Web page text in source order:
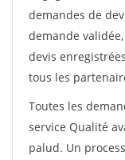
demandes de
demande
devis
tous les
Toutes les
service Qualité
palud. Un